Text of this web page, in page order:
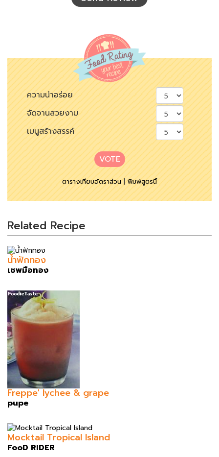
ความน่าอร่อย
จัดจานสวยงาม
เมนูสร้างสรรค์
VOTE
ตารางเทียบอัตราส่วน|พิมพ์สูตรนี้
Related Recipe
น้ำฟักทอง
เชพมือทอง
Freppe' lychee & grape
pupe
Mocktail Tropical Island
FooD RIDER